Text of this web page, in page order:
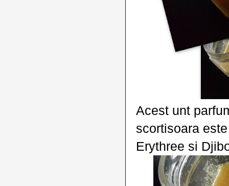
Acest unt
scortisoara
Erythree si